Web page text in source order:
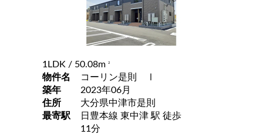
1LDK / 50.08m 2
物件名
コーリン是則 Ⅰ
築年
2023年06月
住所
大分県中津市是則
最寄駅
日豊本線 東中津 駅 徒歩
11分